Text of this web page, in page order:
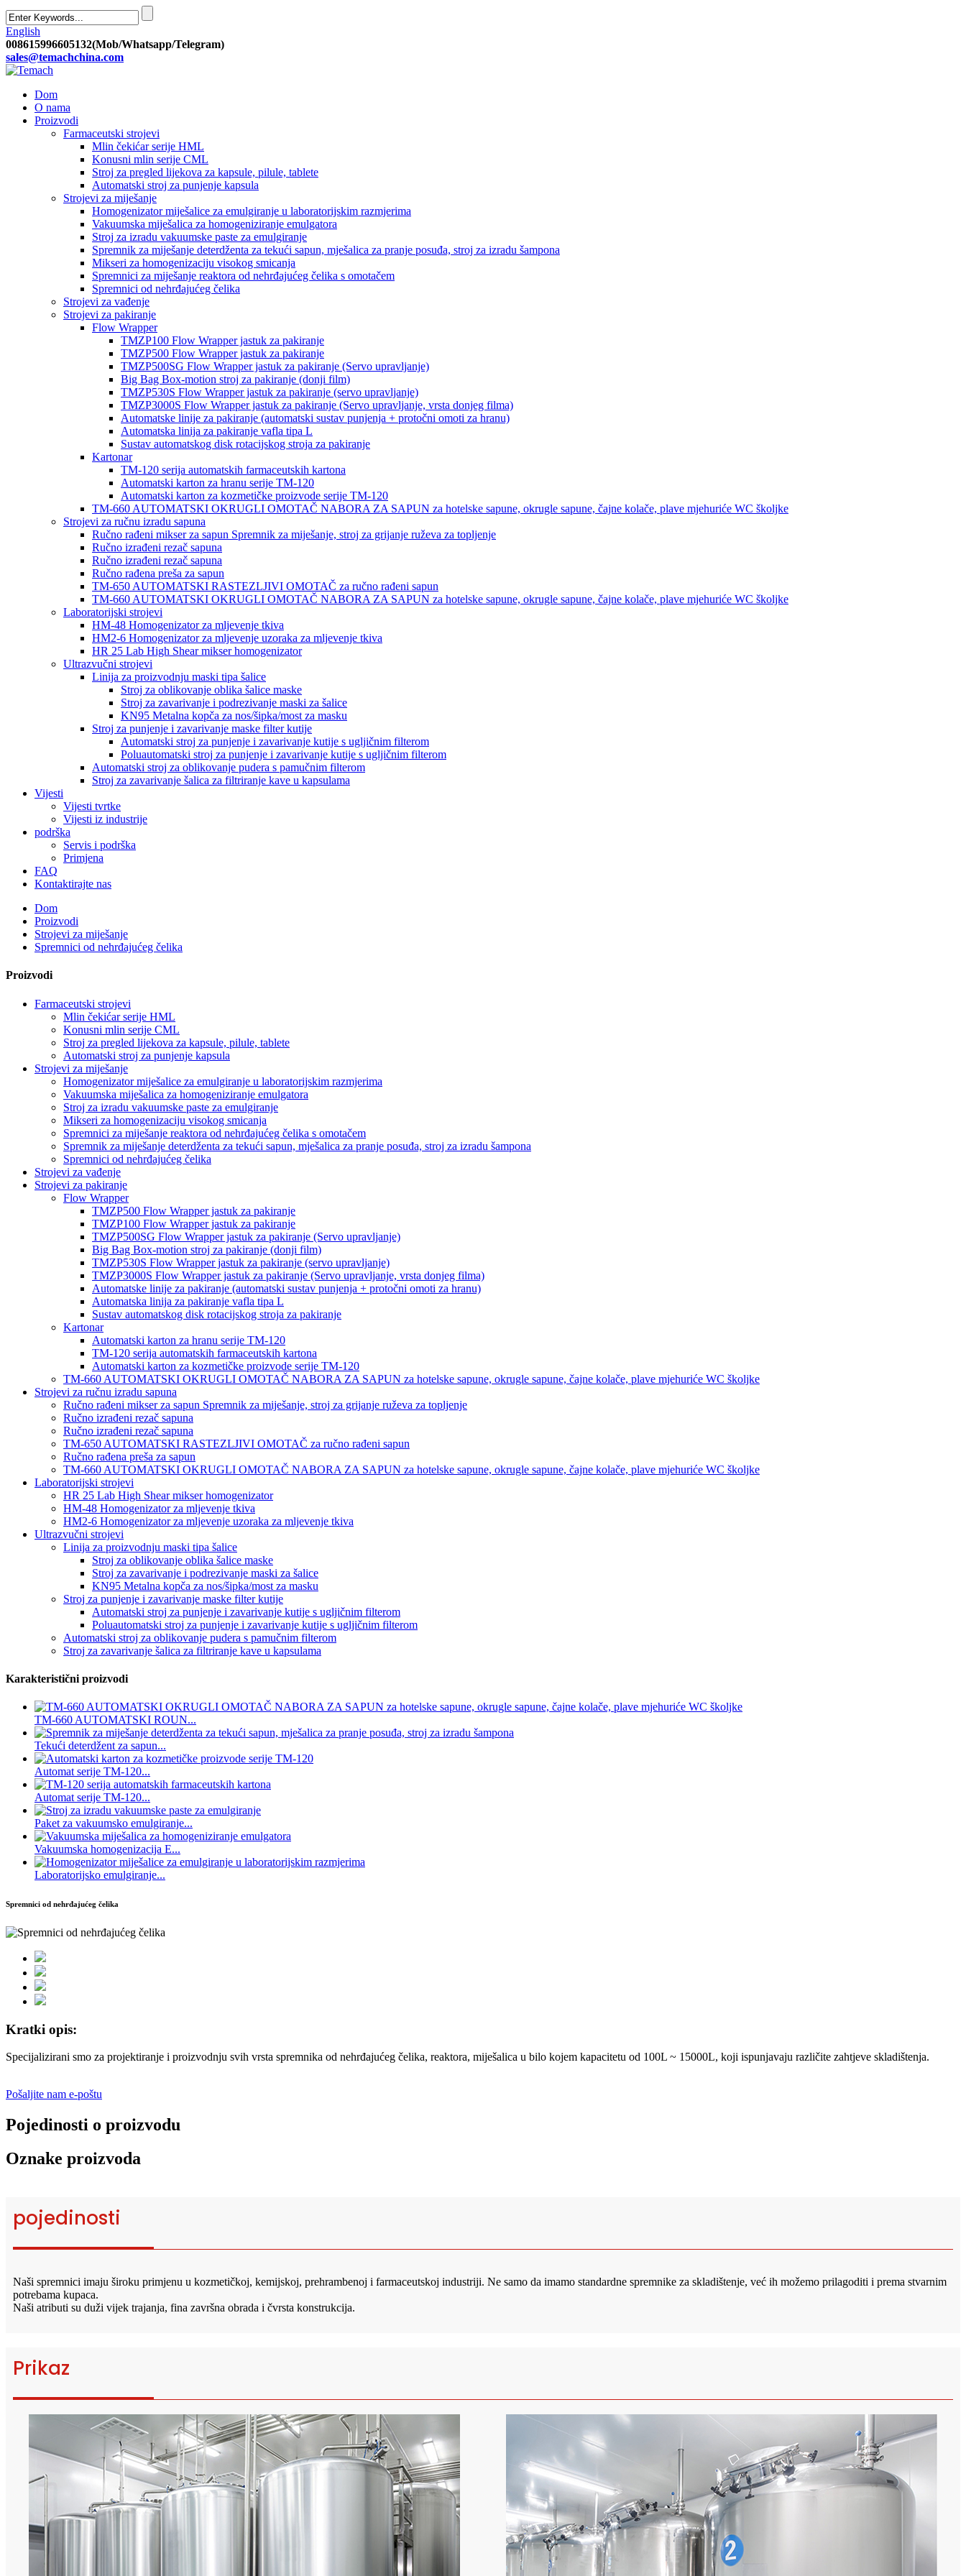
English
008615996605132(Mob/Whatsapp/Telegram)
sales@temachchina.com
Dom
O nama
Proizvodi
Farmaceutski strojevi
Mlin čekićar serije HML
Konusni mlin serije CML
Stroj za pregled lijekova za kapsule, pilule, tablete
Automatski stroj za punjenje kapsula
Strojevi za miješanje
Homogenizator miješalice za emulgiranje u laboratorijskim razmjerima
Vakuumska miješalica za homogeniziranje emulgatora
Stroj za izradu vakuumske paste za emulgiranje
Spremnik za miješanje deterdženta za tekući sapun, mješalica za pranje posuđa, stroj za izradu šampona
Mikseri za homogenizaciju visokog smicanja
Spremnici za miješanje reaktora od nehrđajućeg čelika s omotačem
Spremnici od nehrđajućeg čelika
Strojevi za vađenje
Strojevi za pakiranje
Flow Wrapper
TMZP100 Flow Wrapper jastuk za pakiranje
TMZP500 Flow Wrapper jastuk za pakiranje
TMZP500SG Flow Wrapper jastuk za pakiranje (Servo upravljanje)
Big Bag Box-motion stroj za pakiranje (donji film)
TMZP530S Flow Wrapper jastuk za pakiranje (servo upravljanje)
TMZP3000S Flow Wrapper jastuk za pakiranje (Servo upravljanje, vrsta donjeg filma)
Automatske linije za pakiranje (automatski sustav punjenja + protočni omoti za hranu)
Automatska linija za pakiranje vafla tipa L
Sustav automatskog disk rotacijskog stroja za pakiranje
Kartonar
TM-120 serija automatskih farmaceutskih kartona
Automatski karton za hranu serije TM-120
Automatski karton za kozmetičke proizvode serije TM-120
TM-660 AUTOMATSKI OKRUGLI OMOTAČ NABORA ZA SAPUN za hotelske sapune, okrugle sapune, čajne kolače, plave mjehuriće WC školjke
Strojevi za ručnu izradu sapuna
Ručno rađeni mikser za sapun Spremnik za miješanje, stroj za grijanje ruževa za topljenje
Ručno izrađeni rezač sapuna
Ručno izrađeni rezač sapuna
Ručno rađena preša za sapun
TM-650 AUTOMATSKI RASTEZLJIVI OMOTAČ za ručno rađeni sapun
TM-660 AUTOMATSKI OKRUGLI OMOTAČ NABORA ZA SAPUN za hotelske sapune, okrugle sapune, čajne kolače, plave mjehuriće WC školjke
Laboratorijski strojevi
HM-48 Homogenizator za mljevenje tkiva
HM2-6 Homogenizator za mljevenje uzoraka za mljevenje tkiva
HR 25 Lab High Shear mikser homogenizator
Ultrazvučni strojevi
Linija za proizvodnju maski tipa šalice
Stroj za oblikovanje oblika šalice maske
Stroj za zavarivanje i podrezivanje maski za šalice
KN95 Metalna kopča za nos/šipka/most za masku
Stroj za punjenje i zavarivanje maske filter kutije
Automatski stroj za punjenje i zavarivanje kutije s ugljičnim filterom
Poluautomatski stroj za punjenje i zavarivanje kutije s ugljičnim filterom
Automatski stroj za oblikovanje pudera s pamučnim filterom
Stroj za zavarivanje šalica za filtriranje kave u kapsulama
Vijesti
Vijesti tvrtke
Vijesti iz industrije
podrška
Servis i podrška
Primjena
FAQ
Kontaktirajte nas
Dom
Proizvodi
Strojevi za miješanje
Spremnici od nehrđajućeg čelika
Proizvodi
Farmaceutski strojevi
Mlin čekićar serije HML
Konusni mlin serije CML
Stroj za pregled lijekova za kapsule, pilule, tablete
Automatski stroj za punjenje kapsula
Strojevi za miješanje
Homogenizator miješalice za emulgiranje u laboratorijskim razmjerima
Vakuumska miješalica za homogeniziranje emulgatora
Stroj za izradu vakuumske paste za emulgiranje
Mikseri za homogenizaciju visokog smicanja
Spremnici za miješanje reaktora od nehrđajućeg čelika s omotačem
Spremnik za miješanje deterdženta za tekući sapun, mješalica za pranje posuđa, stroj za izradu šampona
Spremnici od nehrđajućeg čelika
Strojevi za vađenje
Strojevi za pakiranje
Flow Wrapper
TMZP500 Flow Wrapper jastuk za pakiranje
TMZP100 Flow Wrapper jastuk za pakiranje
TMZP500SG Flow Wrapper jastuk za pakiranje (Servo upravljanje)
Big Bag Box-motion stroj za pakiranje (donji film)
TMZP530S Flow Wrapper jastuk za pakiranje (servo upravljanje)
TMZP3000S Flow Wrapper jastuk za pakiranje (Servo upravljanje, vrsta donjeg filma)
Automatske linije za pakiranje (automatski sustav punjenja + protočni omoti za hranu)
Automatska linija za pakiranje vafla tipa L
Sustav automatskog disk rotacijskog stroja za pakiranje
Kartonar
Automatski karton za hranu serije TM-120
TM-120 serija automatskih farmaceutskih kartona
Automatski karton za kozmetičke proizvode serije TM-120
TM-660 AUTOMATSKI OKRUGLI OMOTAČ NABORA ZA SAPUN za hotelske sapune, okrugle sapune, čajne kolače, plave mjehuriće WC školjke
Strojevi za ručnu izradu sapuna
Ručno rađeni mikser za sapun Spremnik za miješanje, stroj za grijanje ruževa za topljenje
Ručno izrađeni rezač sapuna
Ručno izrađeni rezač sapuna
TM-650 AUTOMATSKI RASTEZLJIVI OMOTAČ za ručno rađeni sapun
Ručno rađena preša za sapun
TM-660 AUTOMATSKI OKRUGLI OMOTAČ NABORA ZA SAPUN za hotelske sapune, okrugle sapune, čajne kolače, plave mjehuriće WC školjke
Laboratorijski strojevi
HR 25 Lab High Shear mikser homogenizator
HM-48 Homogenizator za mljevenje tkiva
HM2-6 Homogenizator za mljevenje uzoraka za mljevenje tkiva
Ultrazvučni strojevi
Linija za proizvodnju maski tipa šalice
Stroj za oblikovanje oblika šalice maske
Stroj za zavarivanje i podrezivanje maski za šalice
KN95 Metalna kopča za nos/šipka/most za masku
Stroj za punjenje i zavarivanje maske filter kutije
Automatski stroj za punjenje i zavarivanje kutije s ugljičnim filterom
Poluautomatski stroj za punjenje i zavarivanje kutije s ugljičnim filterom
Automatski stroj za oblikovanje pudera s pamučnim filterom
Stroj za zavarivanje šalica za filtriranje kave u kapsulama
Karakteristični proizvodi
TM-660 AUTOMATSKI ROUN...
Tekući deterdžent za sapun...
Automat serije TM-120...
Automat serije TM-120...
Paket za vakuumsko emulgiranje...
Vakuumska homogenizacija E...
Laboratorijsko emulgiranje...
Spremnici od nehrđajućeg čelika
Kratki opis:
Specijalizirani smo za projektiranje i proizvodnju svih vrsta spremnika od nehrđajućeg čelika, reaktora, miješalica u bilo kojem kapacitetu od 100L ~ 15000L, koji ispunjavaju različite zahtjeve skladištenja.
Pošaljite nam e-poštu
Pojedinosti o proizvodu
Oznake proizvoda
pojedinosti
Naši spremnici imaju široku primjenu u kozmetičkoj, kemijskoj, prehrambenoj i farmaceutskoj industriji. Ne samo da imamo standardne spremnike za skladištenje, već ih možemo prilagoditi i prema stvarnim
potrebama kupaca.
Naši atributi su duži vijek trajanja, fina završna obrada i čvrsta konstrukcija.
Prikaz